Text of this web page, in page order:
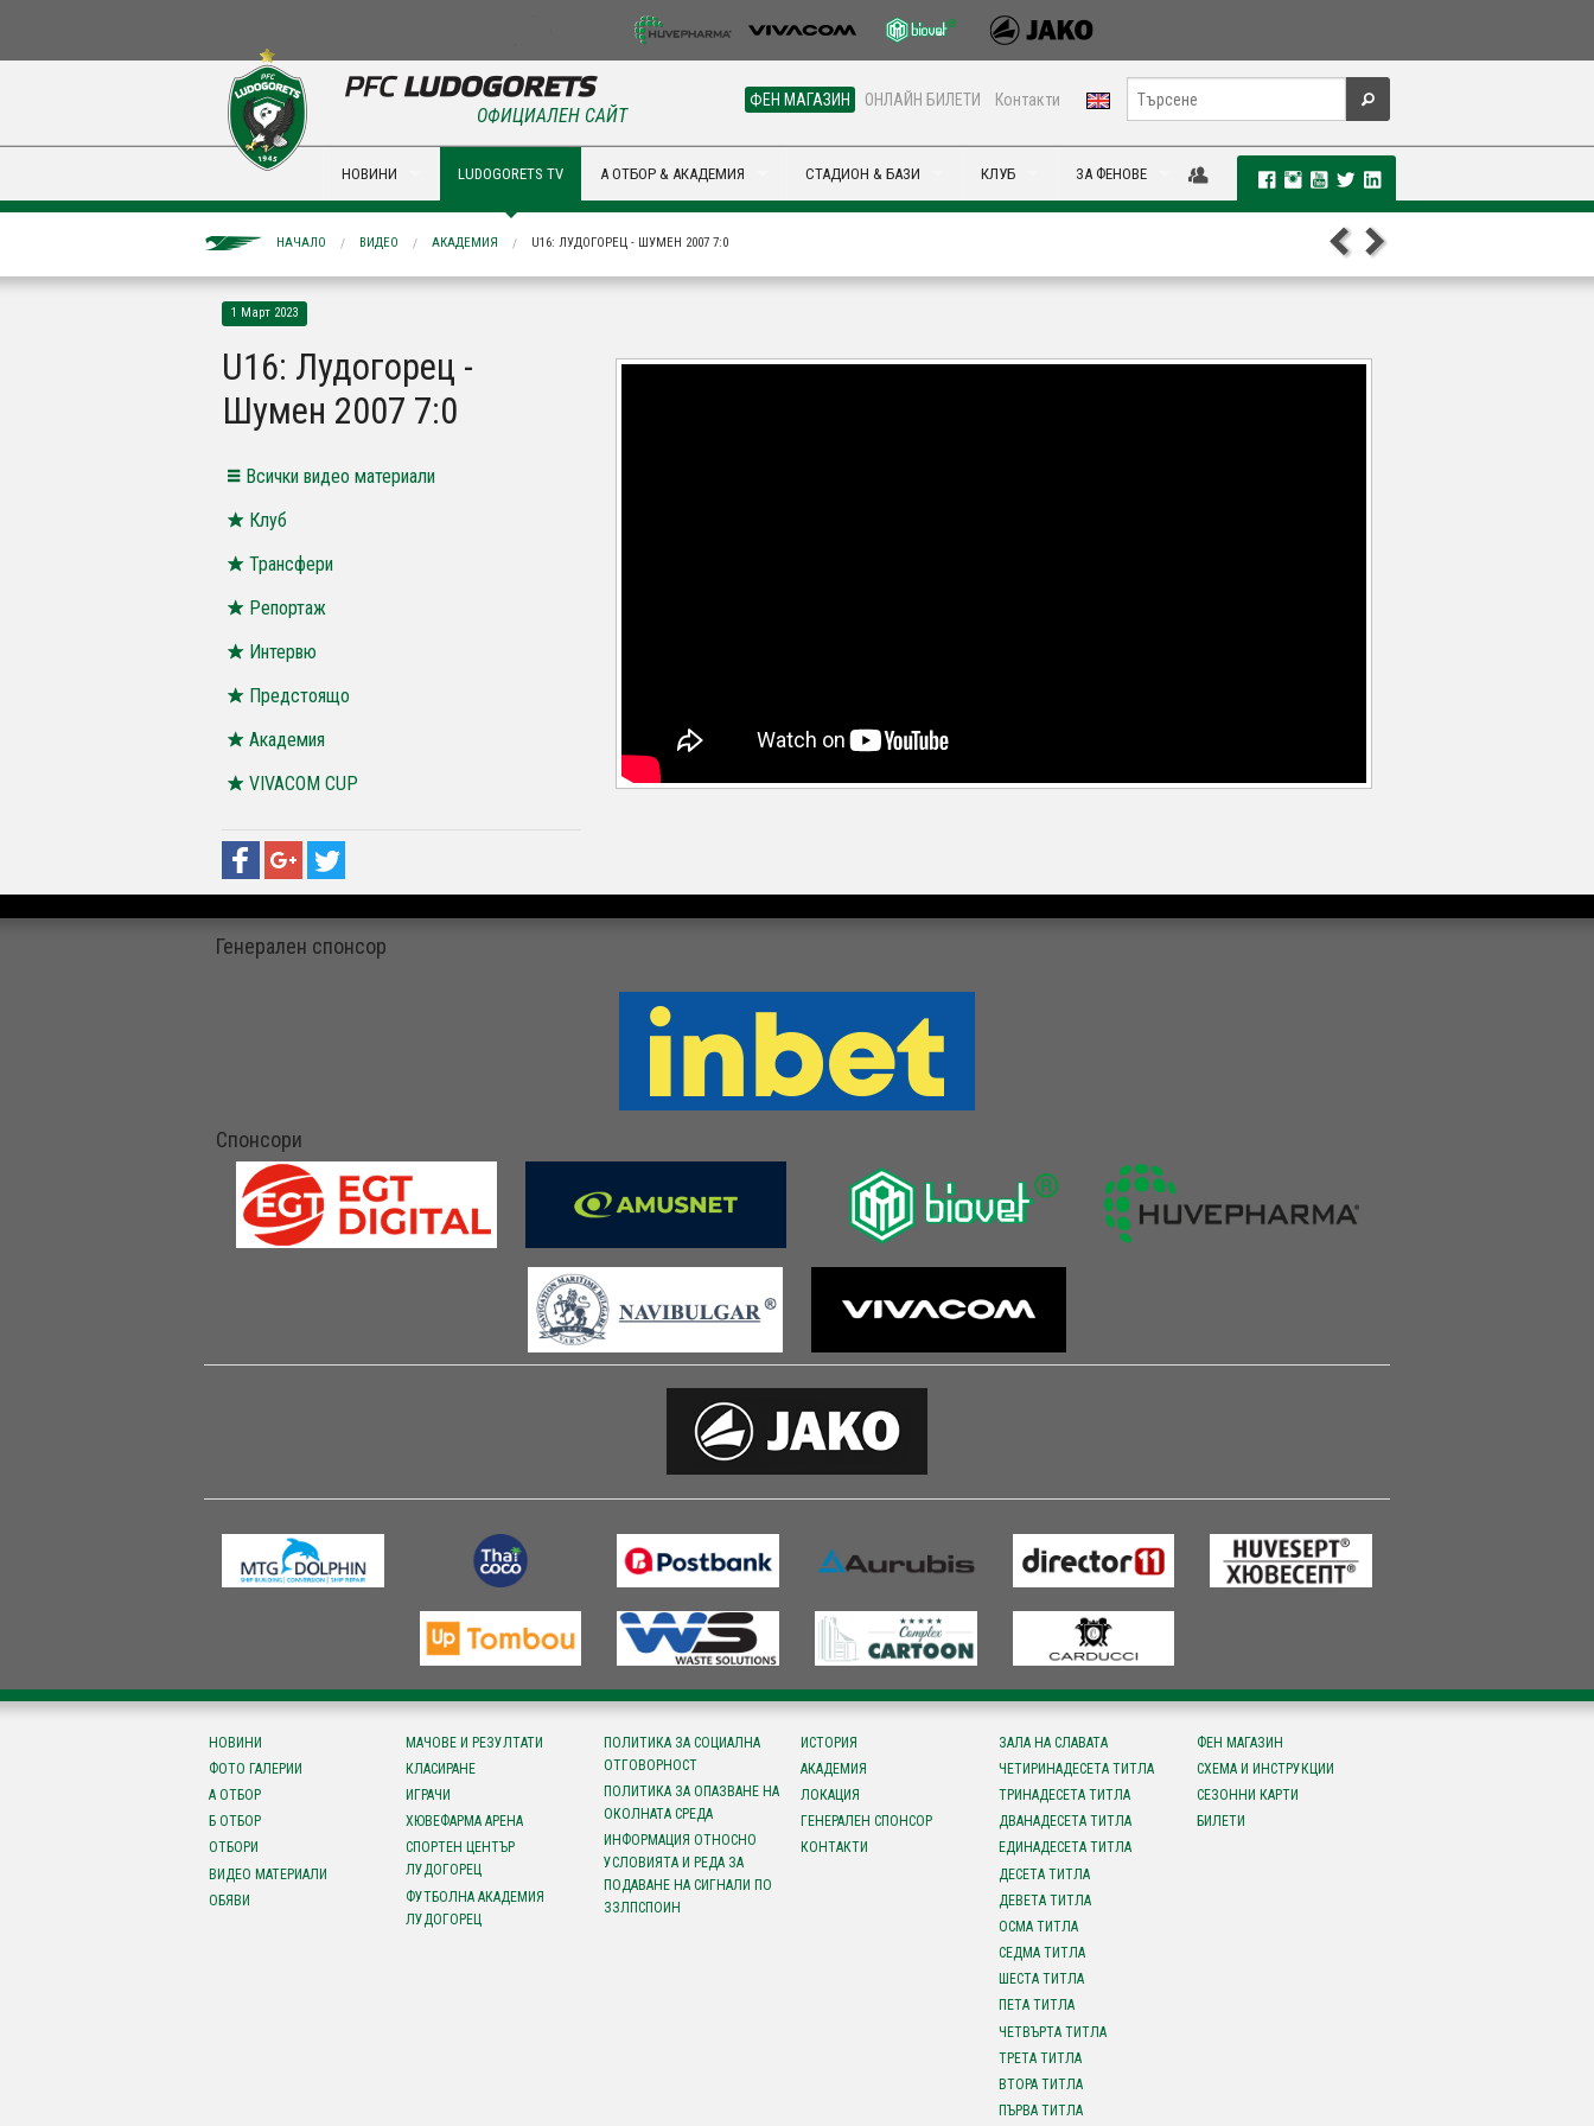
ФЕН МАГАЗИН ОНЛАЙН БИЛЕТИ Контакти
ОФИЦИАЛЕН САЙТ
НОВИНИ LUDOGORETS TV А ОТБОР & АКАДЕМИЯ СТАДИОН & БАЗИ КЛУБ ЗА ФЕНОВЕ
НАЧАЛО ВИДЕО АКАДЕМИЯ U16: ЛУДОГОРЕЦ - ШУМЕН 2007 7:0
1 Март 2023
U16: Лудогорец -
Шумен 2007 7:0
Всички видео материали
Клуб
Трансфери
Репортаж
Интервю
Предстоящо
Академия
VIVACOM CUP
Генерален спонсор
Спонсори
НОВИНИ
ФОТО ГАЛЕРИИ
А ОТБОР
Б ОТБОР
ОТБОРИ
ВИДЕО МАТЕРИАЛИ
ОБЯВИ
МАЧОВЕ И РЕЗУЛТАТИ
КЛАСИРАНЕ
ИГРАЧИ
ХЮВЕФАРМА АРЕНА
СПОРТЕН ЦЕНТЪР
ЛУДОГОРЕЦ
ФУТБОЛНА АКАДЕМИЯ
ЛУДОГОРЕЦ
ПОЛИТИКА ЗА СОЦИАЛНА
ОТГОВОРНОСТ
ПОЛИТИКА ЗА ОПАЗВАНЕ НА
ОКОЛНАТА СРЕДА
ИНФОРМАЦИЯ ОТНОСНО
УСЛОВИЯТА И РЕДА ЗА
ПОДАВАНЕ НА СИГНАЛИ ПО
ЗЗЛПСПОИН
ИСТОРИЯ
АКАДЕМИЯ
ЛОКАЦИЯ
ГЕНЕРАЛЕН СПОНСОР
КОНТАКТИ
ЗАЛА НА СЛАВАТА
ЧЕТИРИНАДЕСЕТА ТИТЛА
ТРИНАДЕСЕТА ТИТЛА
ДВАНАДЕСЕТА ТИТЛА
ЕДИНАДЕСЕТА ТИТЛА
ДЕСЕТА ТИТЛА
ДЕВЕТА ТИТЛА
ОСМА ТИТЛА
СЕДМА ТИТЛА
ШЕСТА ТИТЛА
ПЕТА ТИТЛА
ЧЕТВЪРТА ТИТЛА
ТРЕТА ТИТЛА
ВТОРА ТИТЛА
ПЪРВА ТИТЛА
ФЕН МАГАЗИН
СХЕМА И ИНСТРУКЦИИ
СЕЗОННИ КАРТИ
БИЛЕТИ